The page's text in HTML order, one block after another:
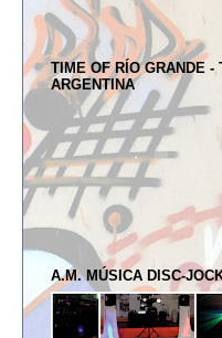
TIME OF RÍO GRANDE -
ARGENTINA
A.M. MÚSICA DISC-